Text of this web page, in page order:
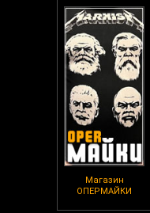
Магазин
ОПЕРМАЙКИ